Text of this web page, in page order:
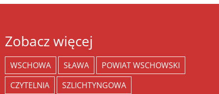
Zobacz więcej
WSCHOWA SŁAWA
POWIAT WSCHOWSKI
CZYTELNIA
SZLICHTYNGOWA